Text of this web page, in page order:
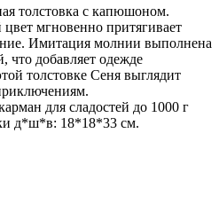
толстовка с капюшоном.
мгновенно притягивает
Имитация молнии выполнена
что добавляет одежде
толстовке Сеня выглядит
для сладостей до 1000 г
д*ш*в: 18*18*33 см.